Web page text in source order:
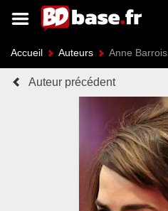
Accueil Auteurs Anne Barrois
Auteur précédent